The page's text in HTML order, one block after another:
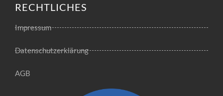
RECHTLICHES
Impressum
Datenschutzerklärung
AGB